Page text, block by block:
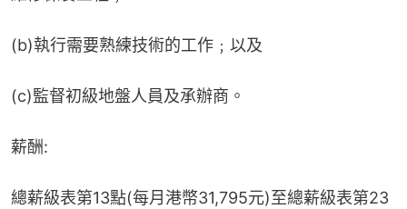
(b)執行需要熟練技術的工作﹔以及
(c)監督初級地盤人員及承辦商。
薪酬:
總薪級表第13點(每月港幣31,795元)至總薪級表第23